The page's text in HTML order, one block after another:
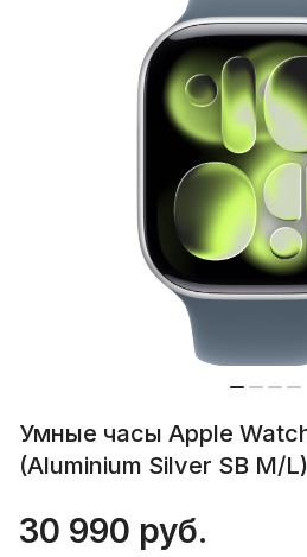
Умные часы Apple
(Aluminium Silver SB M/L)
30 990 руб.